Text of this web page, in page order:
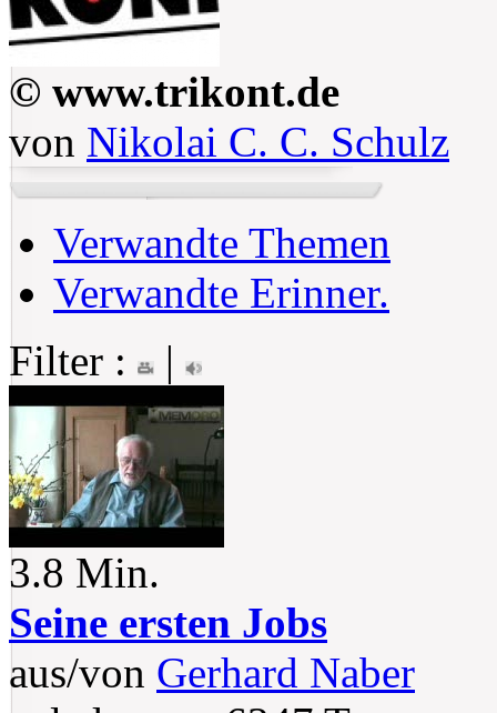
© www.trikont.de
von Nikolai C. C. Schulz
Verwandte Themen
Verwandte Erinner.
Filter :
|
3.8 Min.
Seine ersten Jobs
aus/von Gerhard Naber